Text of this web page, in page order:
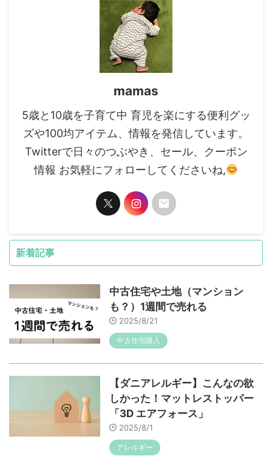
mamas
5歳と10歳を子育て中 育児を楽にする便利グッ
ズや100均アイテム、情報を発信しています。
Twitterで日々のつぶやき、セール、クーポン
情報 お気軽にフォローしてくださいね,
新着記事
中古住宅や土地（マンション
も？）1週間で売れる
2025/8/21
中古住宅購入
【ダニアレルギー】こんなの欲
しかった！マットレストッパー
「3D エアフォース」
2025/8/1
アレルギー